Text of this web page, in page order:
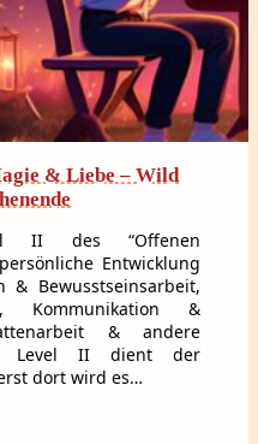
& Liebe – Wild
II des “Offenen
Entwicklung
Bewusstseinsarbeit,
Kommunikation &
& andere
Level II dient der
dort wird es…